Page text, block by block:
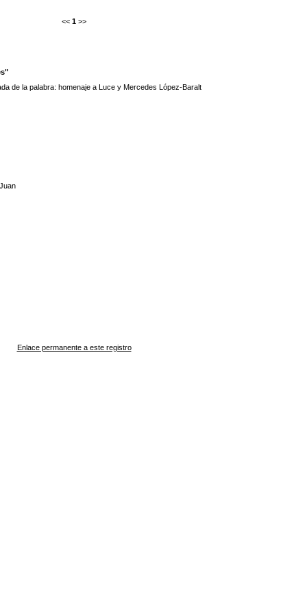
<< 1 >>
de la palabra: homenaje a Luce y Mercedes López-Baralt
Enlace permanente a este registro